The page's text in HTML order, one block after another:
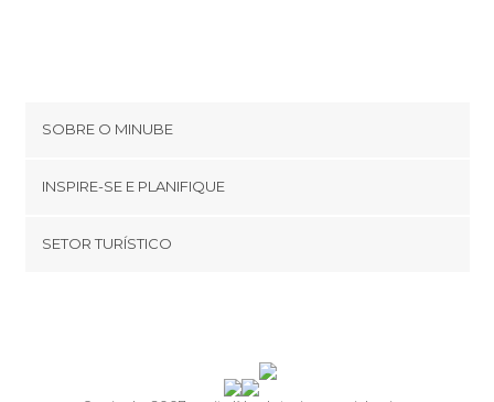
SOBRE O MINUBE
Términos e Condições
INSPIRE-SE E PLANIFIQUE
footer@item_discovertips_anchor
SETOR TURÍSTICO